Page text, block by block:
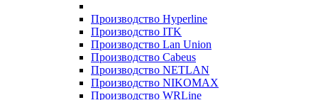
Производство Hyperline
Производство ITK
Производство Lan Union
Производство Cabeus
Производство NETLAN
Производство NIKOMAX
Производство WRLine